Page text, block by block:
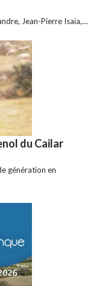
Jean-Pierre Isaïa,…
du Cailar
génération en